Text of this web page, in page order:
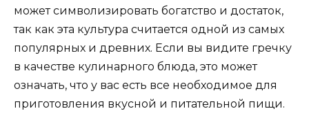
может символизировать богатство и достаток,
так как эта культура считается одной из самых
популярных и древних. Если вы видите гречку
в качестве кулинарного блюда, это может
означать, что у вас есть все необходимое для
приготовления вкусной и питательной пищи.